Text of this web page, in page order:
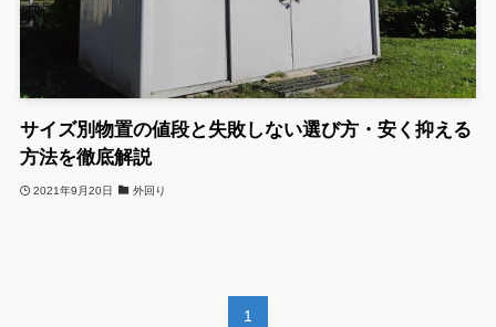
サイズ別物置の値段と失敗しない選び方・安く抑える
方法を徹底解説
2021年9月20日 外回り
1